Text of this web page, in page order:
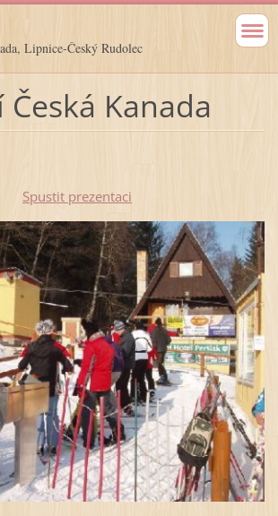
Lipnice-Český Rudolec
Kanada
Spustit prezentaci